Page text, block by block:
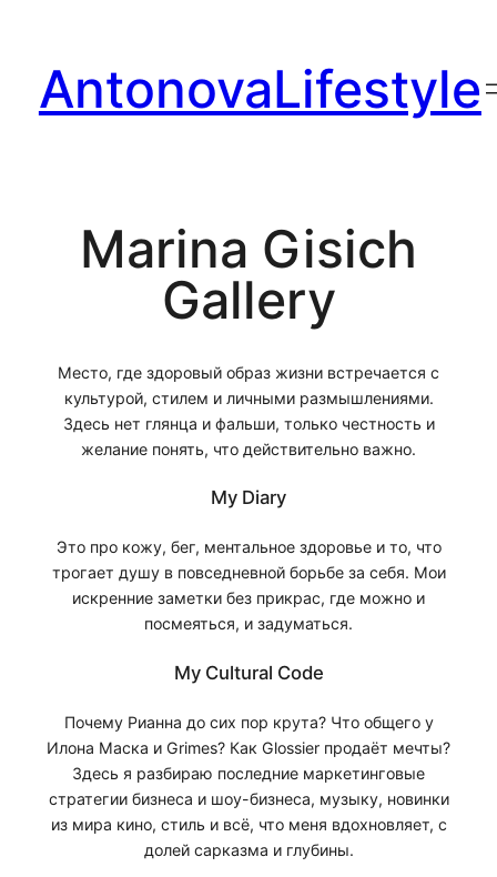
содержимому
AntonovaLifestyle
Marina Gisich
Gallery
Место, где здоровый образ жизни встречается с
культурой, стилем и личными размышлениями.
Здесь нет глянца и фальши, только честность и
желание понять, что действительно важно.
My Diary
Это про кожу, бег, ментальное здоровье и то, что
трогает душу в повседневной борьбе за себя. Мои
искренние заметки без прикрас, где можно и
посмеяться, и задуматься.
My Cultural Code
Почему Рианна до сих пор крута? Что общего у
Илона Маска и Grimes? Как Glossier продаёт мечты?
Здесь я разбираю последние маркетинговые
стратегии бизнеса и шоу-бизнеса, музыку, новинки
из мира кино, стиль и всё, что меня вдохновляет, с
долей сарказма и глубины.